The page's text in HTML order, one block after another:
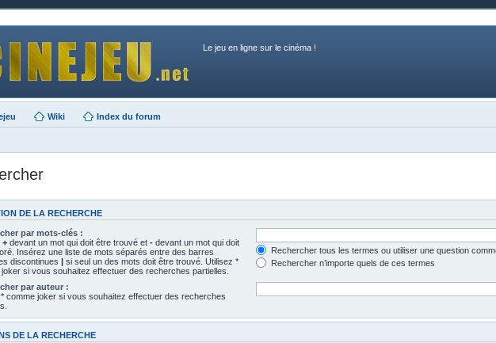
Le jeu en ligne sur le cinéma !
Wiki Index du forum
DE LA RECHERCHE
par mots-clés :
+ devant un mot qui doit être trouvé et - devant un mot qui doit
Insérez une liste de mots séparés entre des barres
discontinues | si seul un des mots doit être trouvé. Utilisez *
si vous souhaitez effectuer des recherches partielles.
Rechercher tous les termes ou utiliser une question
Rechercher n’importe quels de ces termes
par auteur :
comme joker si vous souhaitez effectuer des recherches
DE LA RECHERCHE